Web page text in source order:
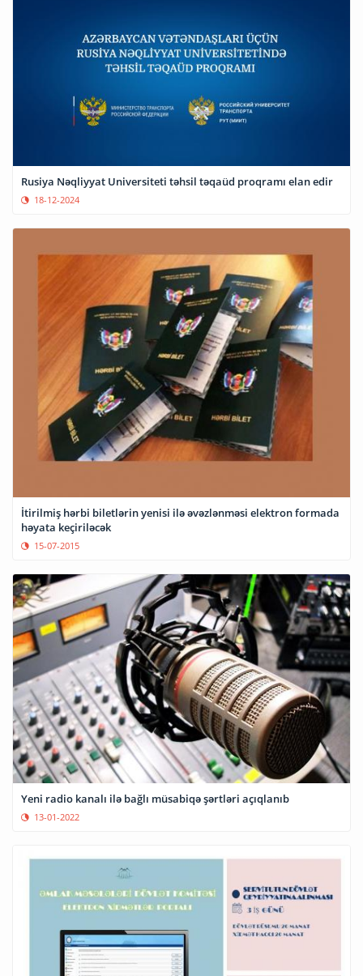
Rusiya Nəqliyyat Universiteti təhsil təqaüd proqramı elan edir
18-12-2024
İtirilmiş hərbi biletlərin yenisi ilə əvəzlənməsi elektron formada
həyata keçiriləcək
15-07-2015
Yeni radio kanalı ilə bağlı müsabiqə şərtləri açıqlanıb
13-01-2022